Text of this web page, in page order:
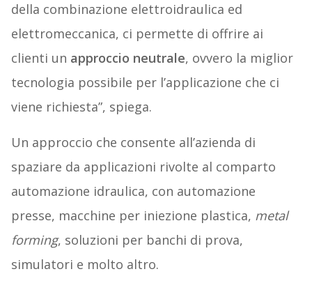
della combinazione elettroidraulica ed
elettromeccanica, ci permette di offrire ai
clienti un approccio neutrale, ovvero la miglior
tecnologia possibile per l’applicazione che ci
viene richiesta”, spiega.
Un approccio che consente all’azienda di
spaziare da applicazioni rivolte al comparto
automazione idraulica, con automazione
presse, macchine per iniezione plastica, metal
forming, soluzioni per banchi di prova,
simulatori e molto altro.